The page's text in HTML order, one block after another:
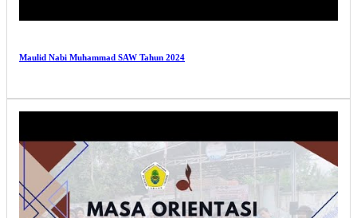
Maulid Nabi Muhammad SAW Tahun 2024